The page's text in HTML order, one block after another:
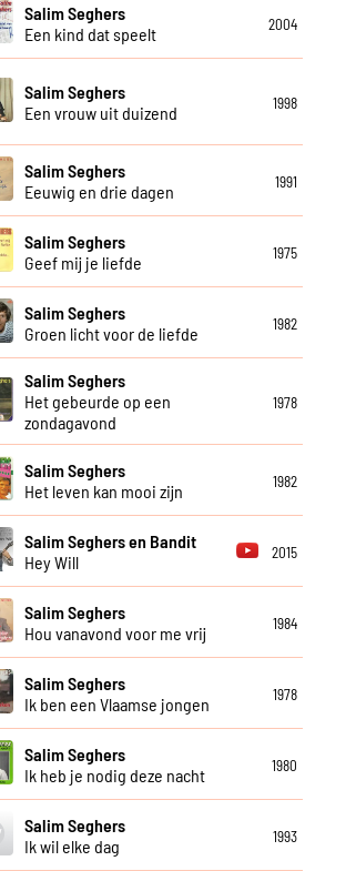
Salim Seghers
Een kind dat speelt
2004
Salim Seghers
Een vrouw uit duizend
1998
Salim Seghers
Eeuwig en drie dagen
1991
Salim Seghers
Geef mij je liefde
1975
Salim Seghers
Groen licht voor de liefde
1982
Salim Seghers
Het gebeurde op een
zondagavond
1978
Salim Seghers
Het leven kan mooi zijn
1982
Salim Seghers en Bandit
Hey Will
2015
Salim Seghers
Hou vanavond voor me vrij
1984
Salim Seghers
Ik ben een Vlaamse jongen
1978
Salim Seghers
Ik heb je nodig deze nacht
1980
Salim Seghers
Ik wil elke dag
1993